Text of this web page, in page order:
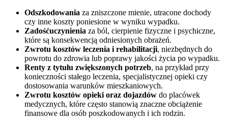
Odszkodowania za zniszczone mienie, utracone dochody
czy inne koszty poniesione w wyniku wypadku.
Zadośćuczynienia za ból, cierpienie fizyczne i psychiczne,
które są konsekwencją odniesionych obrażeń.
Zwrotu kosztów leczenia i rehabilitacji, niezbędnych do
powrotu do zdrowia lub poprawy jakości życia po wypadku.
Renty z tytułu zwiększonych potrzeb, na przykład przy
konieczności stałego leczenia, specjalistycznej opieki czy
dostosowania warunków mieszkaniowych.
Zwrotu kosztów opieki oraz dojazdów do placówek
medycznych, które często stanowią znaczne obciążenie
finansowe dla osób poszkodowanych i ich rodzin.